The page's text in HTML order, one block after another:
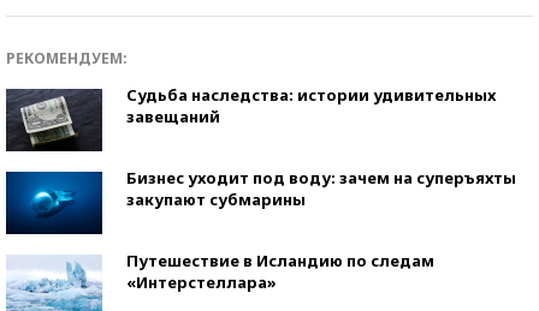
РЕКОМЕНДУЕМ:
Судьба наследства: истории удивительных
завещаний
Бизнес уходит под воду: зачем на суперъяхты
закупают субмарины
Путешествие в Исландию по следам
«Интерстеллара»